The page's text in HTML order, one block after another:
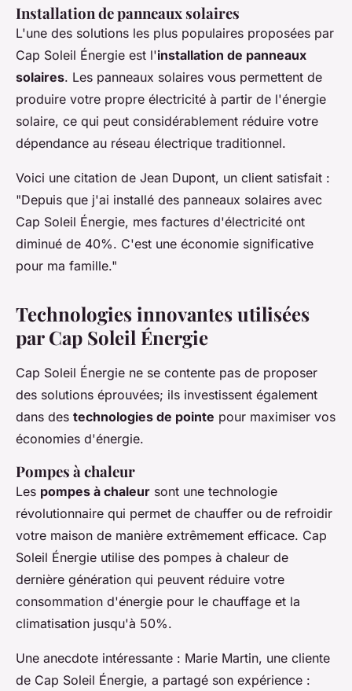
Installation de panneaux solaires
L'une des solutions les plus populaires proposées par
Cap Soleil Énergie est l'installation de panneaux
solaires. Les panneaux solaires vous permettent de
produire votre propre électricité à partir de l'énergie
solaire, ce qui peut considérablement réduire votre
dépendance au réseau électrique traditionnel.
Voici une citation de Jean Dupont, un client satisfait :
"Depuis que j'ai installé des panneaux solaires avec
Cap Soleil Énergie, mes factures d'électricité ont
diminué de 40%. C'est une économie significative
pour ma famille."
Technologies innovantes utilisées
par Cap Soleil Énergie
Cap Soleil Énergie ne se contente pas de proposer
des solutions éprouvées; ils investissent également
dans des technologies de pointe pour maximiser vos
économies d'énergie.
Pompes à chaleur
Les pompes à chaleur sont une technologie
révolutionnaire qui permet de chauffer ou de refroidir
votre maison de manière extrêmement efficace. Cap
Soleil Énergie utilise des pompes à chaleur de
dernière génération qui peuvent réduire votre
consommation d'énergie pour le chauffage et la
climatisation jusqu'à 50%.
Une anecdote intéressante : Marie Martin, une cliente
de Cap Soleil Énergie, a partagé son expérience :